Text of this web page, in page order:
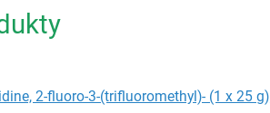
2-fluoro-3-(trifluoromethyl)- (1 x 25 g)